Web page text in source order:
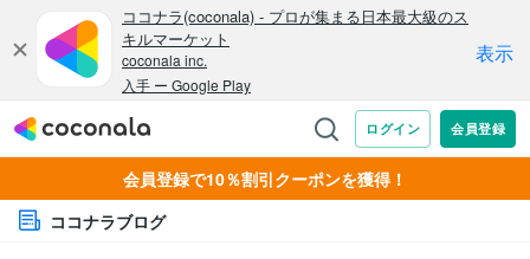
会員登録で10％割引クーポンを獲得！
ココナラブログ